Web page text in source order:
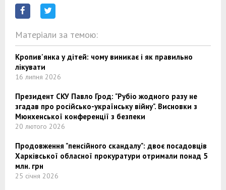
Матеріали за темою:
Кропив'янка у дітей: чому виникає і як правильно
лікувати
16 липня 2026
Президент СКУ Павло Грод: "Рубіо жодного разу не
згадав про російсько-українську війну". Висновки з
Мюнхенської конференції з безпеки
20 лютого 2026
Продовження "пенсійного скандалу": двоє посадовців
Харківської обласної прокуратури отримали понад 5
млн. грн
25 січня 2026